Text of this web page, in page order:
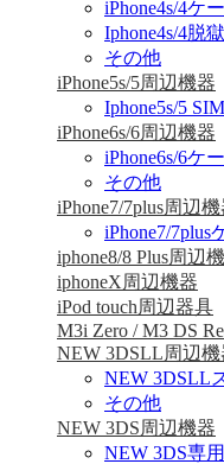
iPhone4s/4ケ
Iphone4s/4脱
その他
iPhone5s/5周辺機器
Iphone5s/5
iPhone6s/6周辺機器
iPhone6s/6ケ
その他
iPhone7/7plus周辺機
iPhone7/7plus
iphone8/8 Plus周辺
iphoneX周辺機器
iPod touch周辺器具
M3i Zero / M3 DS
NEW 3DSLL周辺機
NEW 3DSLL
その他
NEW 3DS周辺機器
NEW 3DS専